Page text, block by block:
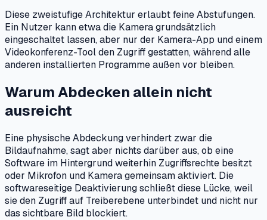
Diese zweistufige Architektur erlaubt feine Abstufungen.
Ein Nutzer kann etwa die Kamera grundsätzlich
eingeschaltet lassen, aber nur der Kamera-App und einem
Videokonferenz-Tool den Zugriff gestatten, während alle
anderen installierten Programme außen vor bleiben.
Warum Abdecken allein nicht
ausreicht
Eine physische Abdeckung verhindert zwar die
Bildaufnahme, sagt aber nichts darüber aus, ob eine
Software im Hintergrund weiterhin Zugriffsrechte besitzt
oder Mikrofon und Kamera gemeinsam aktiviert. Die
softwareseitige Deaktivierung schließt diese Lücke, weil
sie den Zugriff auf Treiberebene unterbindet und nicht nur
das sichtbare Bild blockiert.